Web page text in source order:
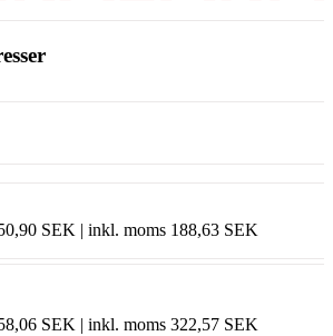
SEK | inkl. moms 188,63 SEK
SEK | inkl. moms 322,57 SEK